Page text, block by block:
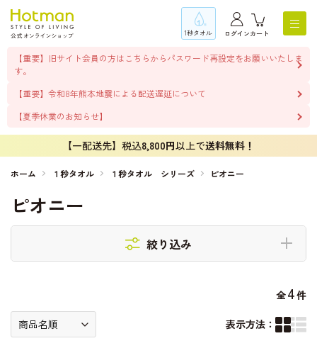
1秒タオル ログインカート
【重要】旧サイト会員の方はこちらからパスワード再設定をお願いいたしま
す。
【重要】令和8年熊本地震による配送遅延について
【夏季休業のお知らせ】
【一配送先】税込8,800円以上で送料無料！
ホーム １秒タオル １秒タオル シリーズ ピオニー
ピオニー
絞り込み
全4件
表示方法：